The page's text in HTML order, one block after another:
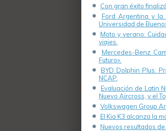
Con gran éxito
Ford Argentina y la
Universidad de
Moto y verano:
viajes.
Mercedes-Benz
Futuro».
BYD Dolphin Plus:
NCAP.
Evaluación de Latin
Nuevo Aircross, y el
Volkswagen Group
El Kia K3 alcanza la
Nuevos resultados